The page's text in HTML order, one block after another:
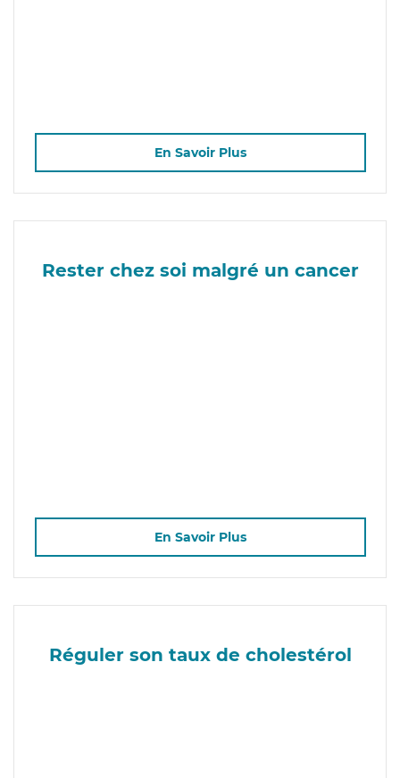
En Savoir Plus
Rester chez soi malgré un cancer
En Savoir Plus
Réguler son taux de cholestérol